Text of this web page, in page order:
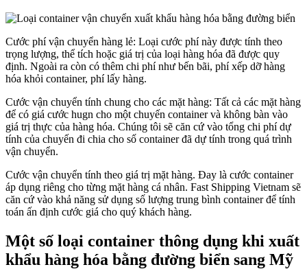
Cước phí vận chuyển hàng lẻ: Loại cước phí này được tính theo
trọng lượng, thể tích hoặc giá trị của loại hàng hóa đã được quy
định. Ngoài ra còn có thêm chi phí như bến bãi, phí xếp dỡ hàng
hóa khỏi container, phí lấy hàng.
Cước vận chuyển tính chung cho các mặt hàng: Tất cả các mặt hàng
để có giá cước hugn cho một chuyến container và không bàn vào
giá trị thực của hàng hóa. Chúng tôi sẽ căn cứ vào tổng chi phí dự
tính của chuyến đi chia cho số container đã dự tính trong quá trình
vận chuyển.
Cước vận chuyển tính theo giá trị mặt hàng. Đay là cước container
áp dụng riêng cho từng mặt hàng cá nhân. Fast Shipping Vietnam sẽ
căn cứ vào khả năng sử dụng số lượng trung bình container để tính
toán ấn định cước giá cho quý khách hàng.
Một số loại container thông dụng khi xuất
khẩu hàng hóa bằng đường biển sang Mỹ